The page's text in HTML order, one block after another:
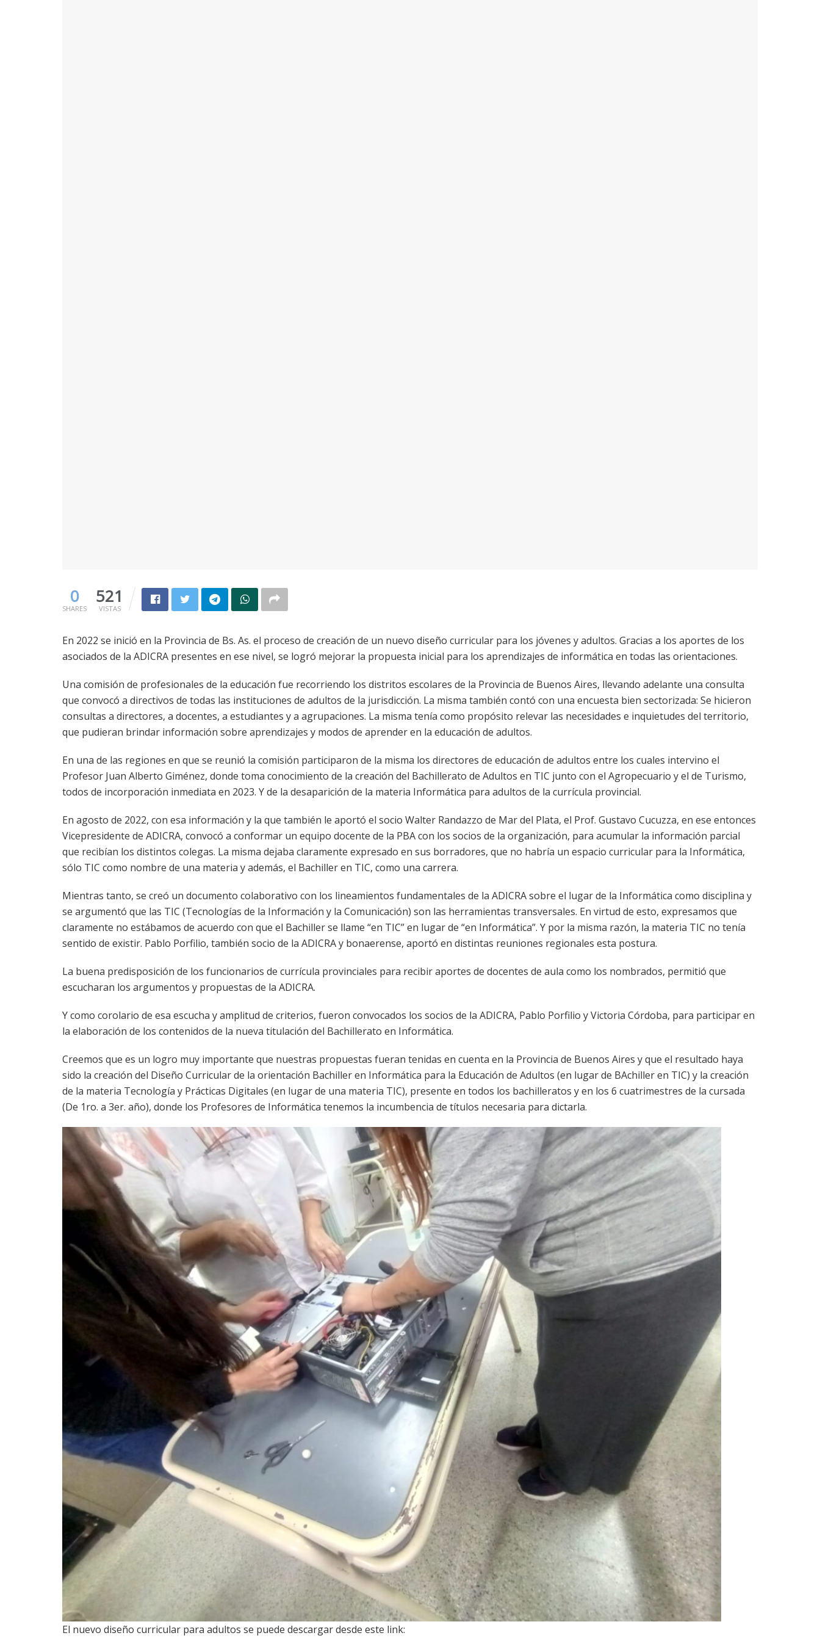
0
SHARES
521
VISTAS
En 2022 se inició en la Provincia de Bs. As. el proceso de creación de un nuevo diseño curricular para los jóvenes y adultos. Gracias a los aportes de los
asociados de la ADICRA presentes en ese nivel, se logró mejorar la propuesta inicial para los aprendizajes de informática en todas las orientaciones.
Una comisión de profesionales de la educación fue recorriendo los distritos escolares de la Provincia de Buenos Aires, llevando adelante una consulta
que convocó a directivos de todas las instituciones de adultos de la jurisdicción. La misma también contó con una encuesta bien sectorizada: Se hicieron
consultas a directores, a docentes, a estudiantes y a agrupaciones. La misma tenía como propósito relevar las necesidades e inquietudes del territorio,
que pudieran brindar información sobre aprendizajes y modos de aprender en la educación de adultos.
En una de las regiones en que se reunió la comisión participaron de la misma los directores de educación de adultos entre los cuales intervino el
Profesor Juan Alberto Giménez, donde toma conocimiento de la creación del Bachillerato de Adultos en TIC junto con el Agropecuario y el de Turismo,
todos de incorporación inmediata en 2023. Y de la desaparición de la materia Informática para adultos de la currícula provincial.
En agosto de 2022, con esa información y la que también le aportó el socio Walter Randazzo de Mar del Plata, el Prof. Gustavo Cucuzza, en ese entonces
Vicepresidente de ADICRA, convocó a conformar un equipo docente de la PBA con los socios de la organización, para acumular la información parcial
que recibían los distintos colegas. La misma dejaba claramente expresado en sus borradores, que no habría un espacio curricular para la Informática,
sólo TIC como nombre de una materia y además, el Bachiller en TIC, como una carrera.
Mientras tanto, se creó un documento colaborativo con los lineamientos fundamentales de la ADICRA sobre el lugar de la Informática como disciplina y
se argumentó que las TIC (Tecnologías de la Información y la Comunicación) son las herramientas transversales. En virtud de esto, expresamos que
claramente no estábamos de acuerdo con que el Bachiller se llame “en TIC” en lugar de “en Informática”. Y por la misma razón, la materia TIC no tenía
sentido de existir. Pablo Porfilio, también socio de la ADICRA y bonaerense, aportó en distintas reuniones regionales esta postura.
La buena predisposición de los funcionarios de currícula provinciales para recibir aportes de docentes de aula como los nombrados, permitió que
escucharan los argumentos y propuestas de la ADICRA.
Y como corolario de esa escucha y amplitud de criterios, fueron convocados los socios de la ADICRA, Pablo Porfilio y Victoria Córdoba, para participar en
la elaboración de los contenidos de la nueva titulación del Bachillerato en Informática.
Creemos que es un logro muy importante que nuestras propuestas fueran tenidas en cuenta en la Provincia de Buenos Aires y que el resultado haya
sido la creación del Diseño Curricular de la orientación Bachiller en Informática para la Educación de Adultos (en lugar de BAchiller en TIC) y la creación
de la materia Tecnología y Prácticas Digitales (en lugar de una materia TIC), presente en todos los bachilleratos y en los 6 cuatrimestres de la cursada
(De 1ro. a 3er. año), donde los Profesores de Informática tenemos la incumbencia de títulos necesaria para dictarla.
El nuevo diseño curricular para adultos se puede descargar desde este link: